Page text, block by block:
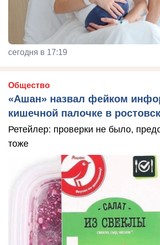
сегодня в 17:19
Общество
«Ашан» назвал фейком
кишечной палочке в
Ретейлер: проверки не было,
тоже